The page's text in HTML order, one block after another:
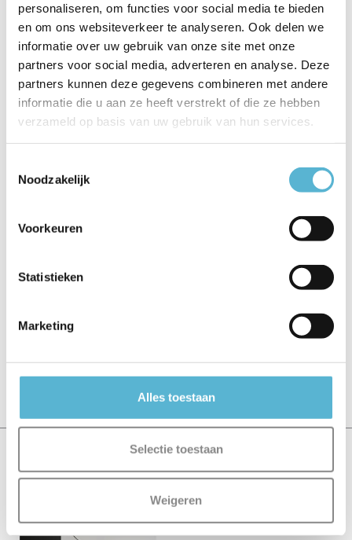
personaliseren, om functies voor social media te bieden
en om ons websiteverkeer te analyseren. Ook delen we
informatie over uw gebruik van onze site met onze
partners voor social media, adverteren en analyse. Deze
partners kunnen deze gegevens combineren met andere
informatie die u aan ze heeft verstrekt of die ze hebben
verzameld op basis van uw gebruik van hun services.
Noodzakelijk
Voorkeuren
Statistieken
Marketing
Alles toestaan
Selectie toestaan
Weigeren
Productspecificaties
Artikelnummer 46199/25/30
5411212460745
Leverancier Lucide
Vergelijk
Reviews